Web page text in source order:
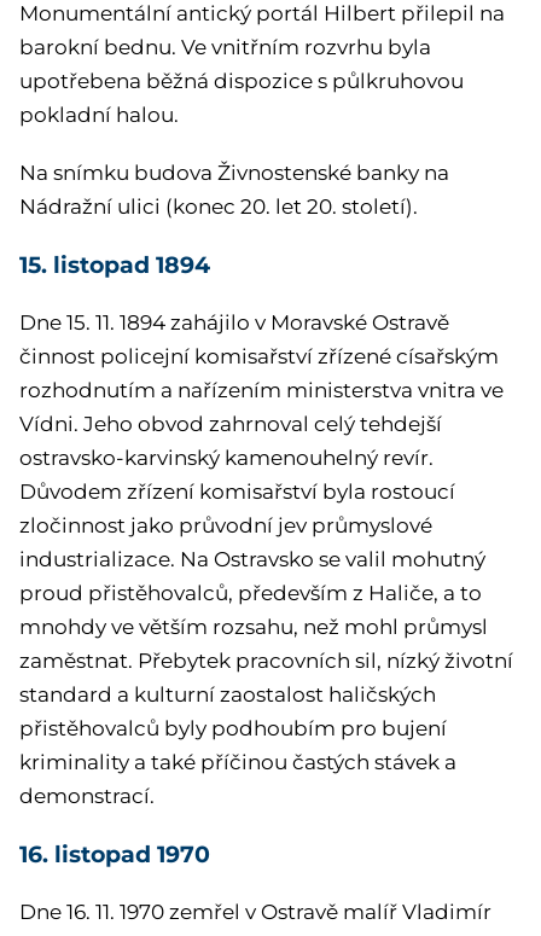
Monumentální antický portál Hilbert přilepil na
barokní bednu. Ve vnitřním rozvrhu byla
upotřebena běžná dispozice s půlkruhovou
pokladní halou.
Na snímku budova Živnostenské banky na
Nádražní ulici (konec 20. let 20. století).
15. listopad 1894
Dne 15. 11. 1894 zahájilo v Moravské Ostravě
činnost policejní komisařství zřízené císařským
rozhodnutím a nařízením ministerstva vnitra ve
Vídni. Jeho obvod zahrnoval celý tehdejší
ostravsko-karvinský kamenouhelný revír.
Důvodem zřízení komisařství byla rostoucí
zločinnost jako průvodní jev průmyslové
industrializace. Na Ostravsko se valil mohutný
proud přistěhovalců, především z Haliče, a to
mnohdy ve větším rozsahu, než mohl průmysl
zaměstnat. Přebytek pracovních sil, nízký životní
standard a kulturní zaostalost haličských
přistěhovalců byly podhoubím pro bujení
kriminality a také příčinou častých stávek a
demonstrací.
16. listopad 1970
Dne 16. 11. 1970 zemřel v Ostravě malíř Vladimír